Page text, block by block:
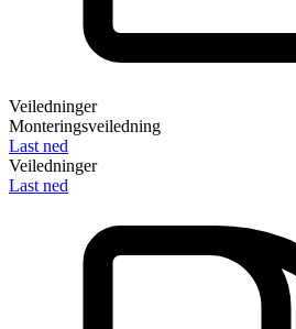
Veiledninger
Monteringsveiledning
Last ned
Veiledninger
Last ned